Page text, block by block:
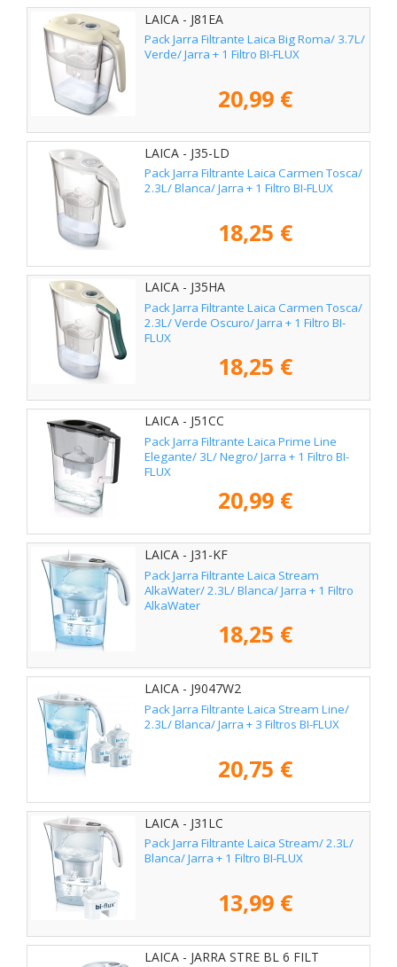
LAICA - J81EA
Pack Jarra Filtrante Laica Big Roma/ 3.7L/
Verde/ Jarra + 1 Filtro BI-FLUX
20,99 €
LAICA - J35-LD
Pack Jarra Filtrante Laica Carmen Tosca/
2.3L/ Blanca/ Jarra + 1 Filtro BI-FLUX
18,25 €
LAICA - J35HA
Pack Jarra Filtrante Laica Carmen Tosca/
2.3L/ Verde Oscuro/ Jarra + 1 Filtro BI-
FLUX
18,25 €
LAICA - J51CC
Pack Jarra Filtrante Laica Prime Line
Elegante/ 3L/ Negro/ Jarra + 1 Filtro BI-
FLUX
20,99 €
LAICA - J31-KF
Pack Jarra Filtrante Laica Stream
AlkaWater/ 2.3L/ Blanca/ Jarra + 1 Filtro
AlkaWater
18,25 €
LAICA - J9047W2
Pack Jarra Filtrante Laica Stream Line/
2.3L/ Blanca/ Jarra + 3 Filtros BI-FLUX
20,75 €
LAICA - J31LC
Pack Jarra Filtrante Laica Stream/ 2.3L/
Blanca/ Jarra + 1 Filtro BI-FLUX
13,99 €
LAICA - JARRA STRE BL 6 FILT